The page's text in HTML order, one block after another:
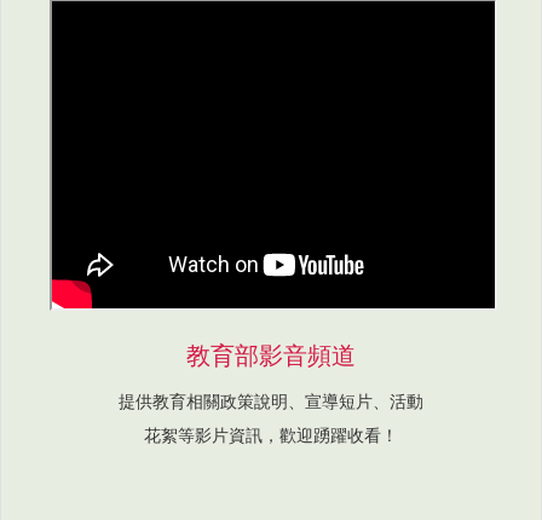
教育部影音頻道
提供教育相關政策說明、宣導短片、活動
花絮等影片資訊，歡迎踴躍收看！